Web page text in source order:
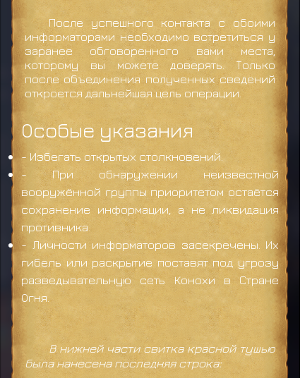
После успешного контакта с обоими
информаторами необходимо встретиться у
заранее обговоренного вами места,
которому вы можете доверять. Только
после объединения полученных сведений
откроется дальнейшая цель операции.
Особые указания
- Избегать открытых столкновений.
- При обнаружении неизвестной
вооружённой группы приоритетом остаётся
сохранение информации, а не ликвидация
противника.
- Личности информаторов засекречены. Их
гибель или раскрытие поставят под угрозу
разведывательную сеть Конохи в Стране
Огня.
В нижней части свитка красной тушью
была нанесена последняя строка: